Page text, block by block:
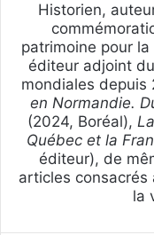
Historien,
patrimoine pour
éditeur adjoint
mondiales depuis
en Normandie.
(2024, Boréal),
Québec et la
éditeur), de
articles
la